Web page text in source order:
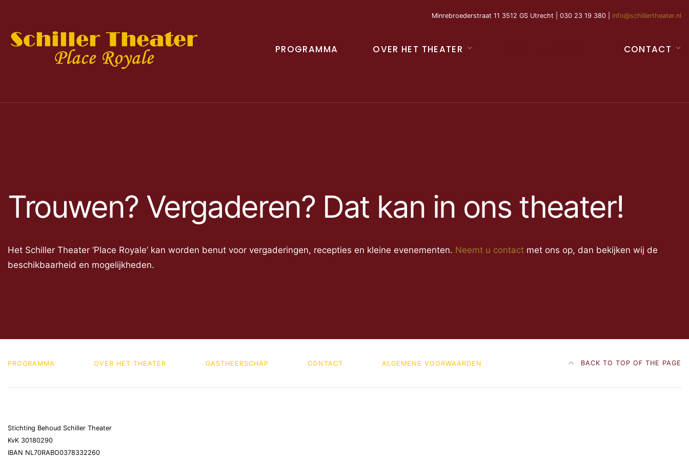
Minrebroederstraat 11 3512 GS Utrecht | 030 23 19 380 | info@schillertheater.nl
PROGRAMMA OVER HET THEATER CONTACT
Trouwen? Vergaderen? Dat kan in ons theater!
Het Schiller Theater ‘Place Royale’ kan worden benut voor vergaderingen, recepties en kleine evenementen. Neemt u contact met ons op, dan bekijken wij de
beschikbaarheid en mogelijkheden.
PROGRAMMA OVER HET THEATER GASTHEERSCHAP CONTACT ALGEMENE VOORWAARDEN BACK TO TOP OF THE PAGE
Stichting Behoud Schiller Theater
KvK 30180290
IBAN NL70RABO0378332260